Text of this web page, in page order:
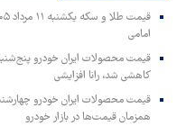
امامی
کاهشی شد، رانا افزایشی
همزمان قیمت‌ها در بازار خودرو